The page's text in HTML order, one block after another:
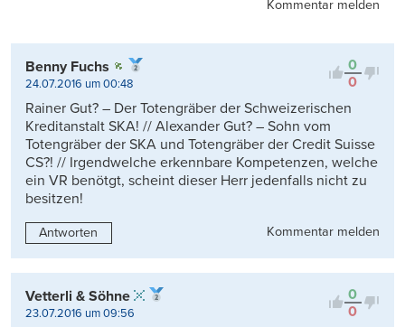
Kommentar melden
0
0
Benny Fuchs
24.07.2016 um 00:48
Rainer Gut? – Der Totengräber der Schweizerischen
Kreditanstalt SKA! // Alexander Gut? – Sohn vom
Totengräber der SKA und Totengräber der Credit Suisse
CS?! // Irgendwelche erkennbare Kompetenzen, welche
ein VR benötgt, scheint dieser Herr jedenfalls nicht zu
besitzen!
Antworten Kommentar melden
0
0
Vetterli & Söhne
23.07.2016 um 09:56